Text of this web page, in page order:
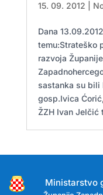
15. 09. 2012
Dana
temu:Strateško
razvoja Županije
sastanka su bili
gosp.Ivica
ŽZH Ivan Jelčić
Ministarstvo